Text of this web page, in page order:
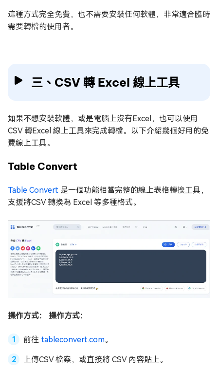
這種方式完全免費，也不需要安裝任何軟體，非常適合臨時
需要轉檔的使用者。
三、CSV 轉 Excel 線上工具
如果不想安裝軟體，或是電腦上沒有Excel，也可以使用
CSV 轉Excel 線上工具來完成轉檔。以下介紹幾個好用的免
費線上工具。
Table Convert
Table Convert 是一個功能相當完整的線上表格轉換工具，
支援將CSV 轉換為 Excel 等多種格式。
操作方式： 操作方式：
前往 tableconvert.com。
上傳CSV 檔案，或直接將 CSV 內容貼上。